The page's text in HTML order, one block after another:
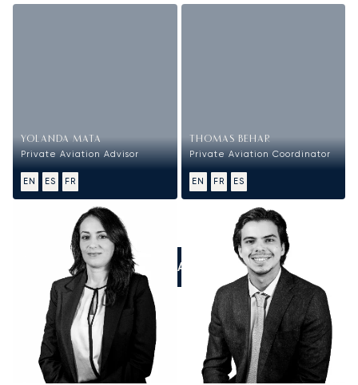
YOLANDA MATA
Private Aviation Advisor
EN ES FR
THOMAS BEHAR
Private Aviation Coordinator
EN FR ES
LLÁMANOS